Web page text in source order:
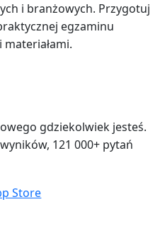
i branżowych. Przygotuj
egzaminu
materiałami.
gdziekolwiek jesteś.
121 000+ pytań